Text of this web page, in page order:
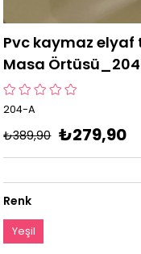
Pvc kaymaz elyaf
Masa
204-A
₺389,90 ₺279,90
Renk
Yeşil